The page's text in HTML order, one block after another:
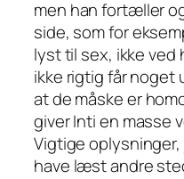
men han fortæller
side, som for
lyst til sex, ikke ved
ikke rigtig får noget
at de måske er
giver Inti en masse
Vigtige
have læst andre